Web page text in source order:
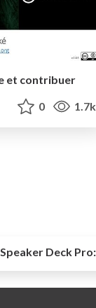
et contribuer
0 1.7k
Speaker Deck Pro: